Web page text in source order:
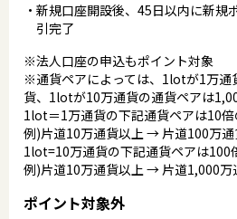
新規口座開設後、45日以内に新規
引完了
※法人口座の申込もポイント対象
※通貨ペアによっては、1lotが1万通
貨、1lotが10万通貨の通貨ペアは
1lot＝1万通貨の下記通貨ペアは10倍
例)片道10万通貨以上 → 片道100万
1lot=10万通貨の下記通貨ペアは100
例)片道10万通貨以上 → 片道1,000万
ポイント対象外